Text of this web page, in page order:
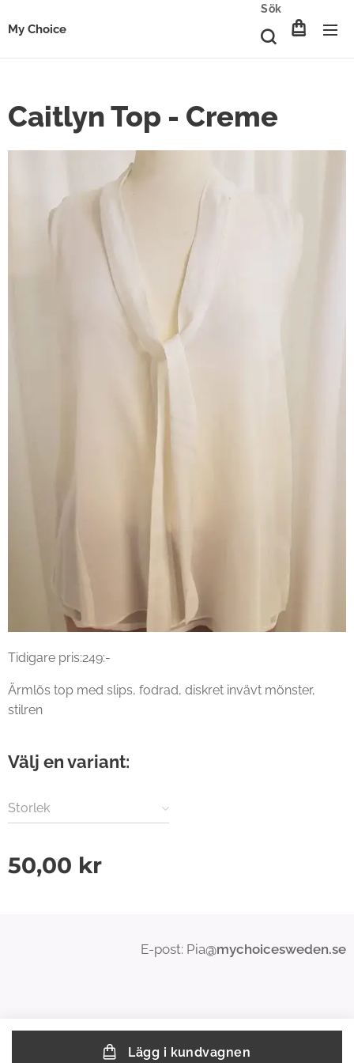
My Choice
Sök
Caitlyn Top - Creme
Tidigare pris:249:-
Ärmlös top med slips, fodrad, diskret invävt mönster,
stilren
Välj en variant:
Storlek
50,00 kr
Lägg i kundvagnen
E-post: Pia@mychoicesweden.se